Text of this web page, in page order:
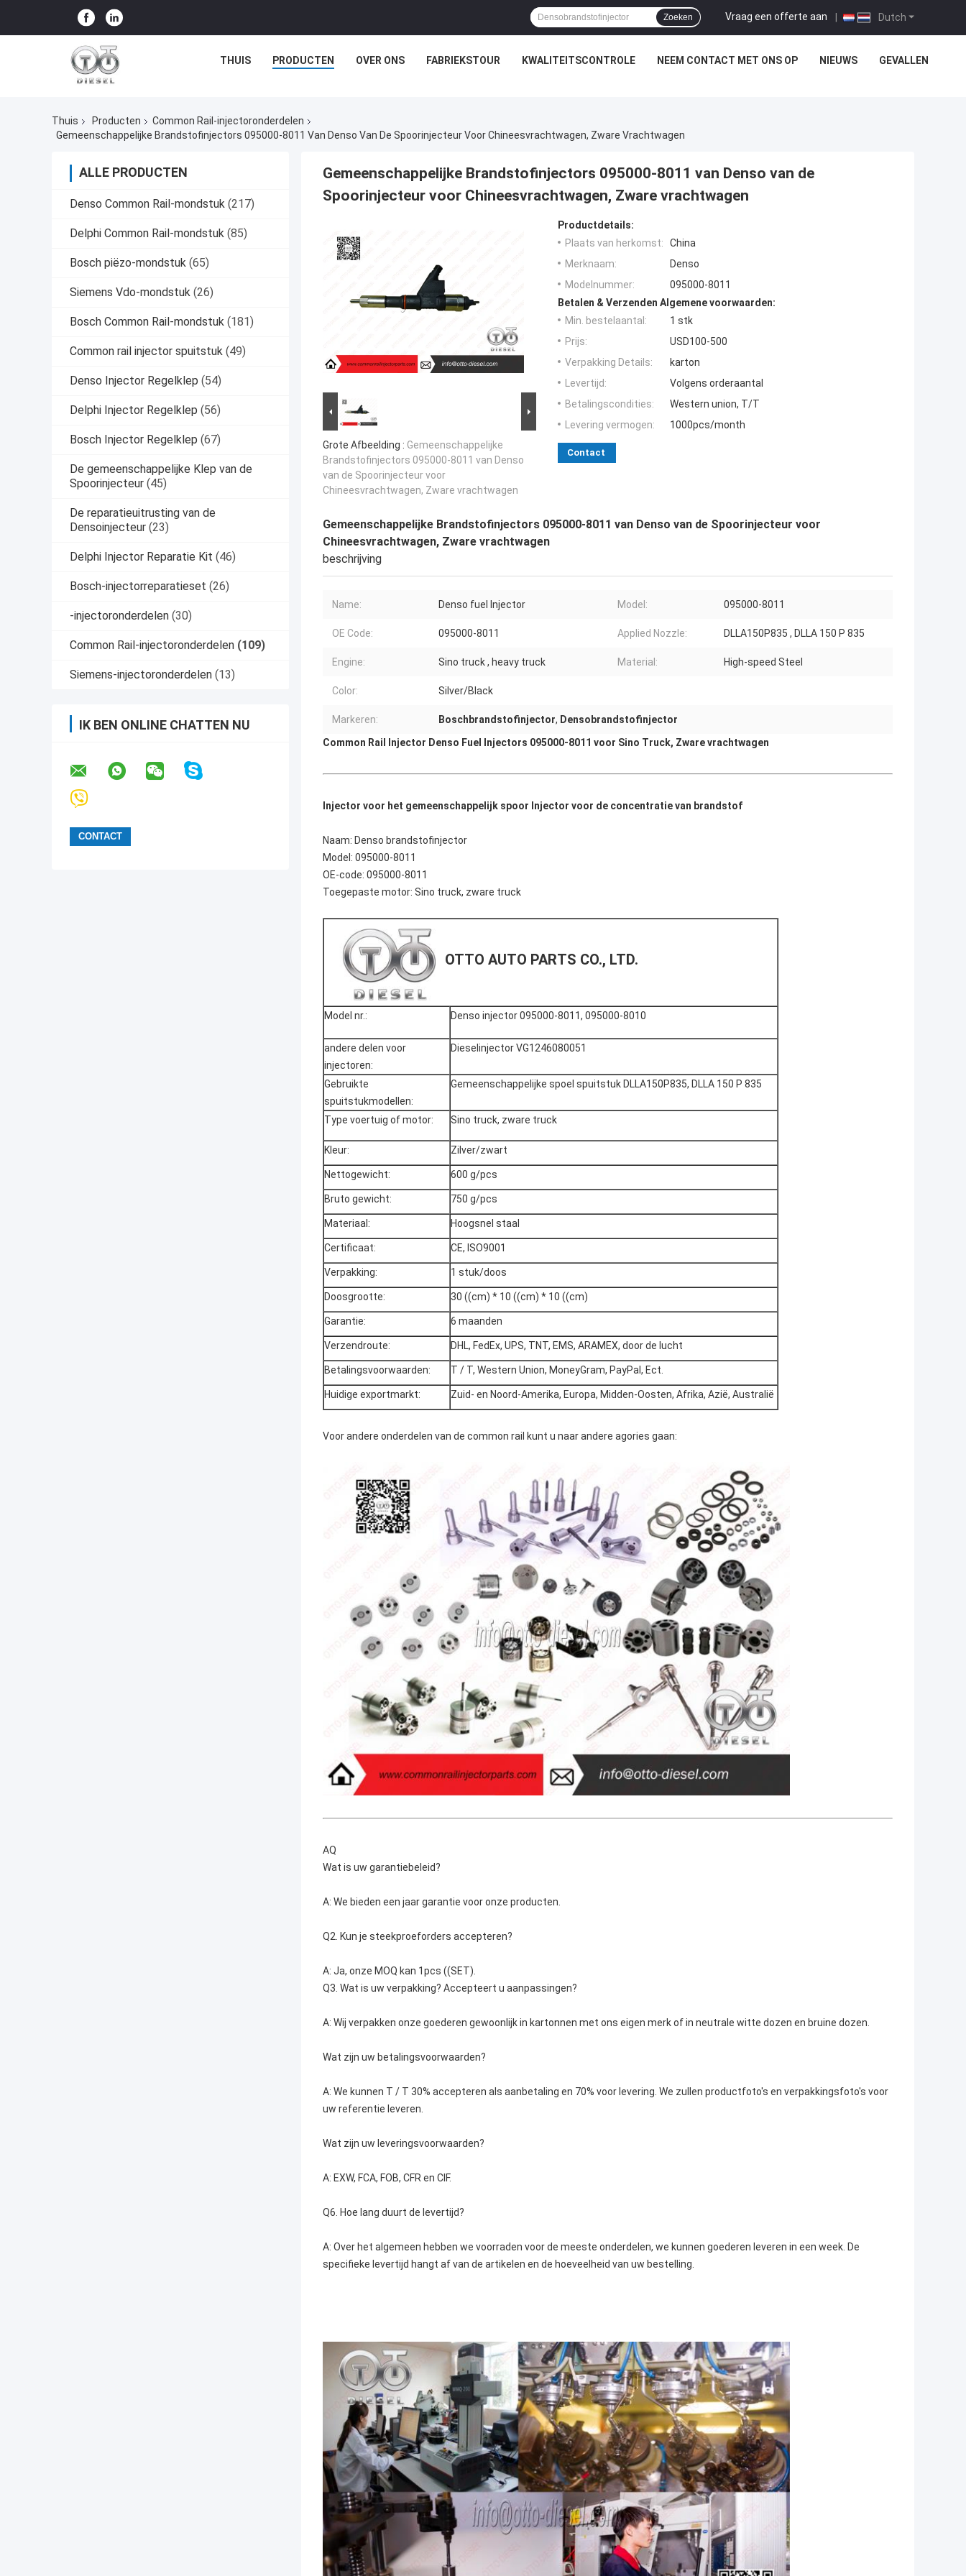
Dutch
Vraag een offerte aan |
Zoeken
THUIS PRODUCTEN OVER ONS FABRIEKSTOUR KWALITEITSCONTROLE NEEM CONTACT MET ONS OP NIEUWS GEVALLEN
Thuis Producten
Common Rail-injectoronderdelen
Gemeenschappelijke Brandstofinjectors 095000-8011 Van Denso Van De Spoorinjecteur Voor Chineesvrachtwagen, Zware Vrachtwagen
ALLE PRODUCTEN
Denso Common Rail-mondstuk (217)
Delphi Common Rail-mondstuk (85)
Bosch piëzo-mondstuk (65)
Siemens Vdo-mondstuk (26)
Bosch Common Rail-mondstuk (181)
Common rail injector spuitstuk (49)
Denso Injector Regelklep (54)
Delphi Injector Regelklep (56)
Bosch Injector Regelklep (67)
De gemeenschappelijke Klep van de
Spoorinjecteur (45)
De reparatieuitrusting van de
Densoinjecteur (23)
Delphi Injector Reparatie Kit (46)
Bosch-injectorreparatieset (26)
-injectoronderdelen (30)
Common Rail-injectoronderdelen (109)
Siemens-injectoronderdelen (13)
IK BEN ONLINE CHATTEN NU
Gemeenschappelijke Brandstofinjectors 095000-8011 van Denso van de
Spoorinjecteur voor Chineesvrachtwagen, Zware vrachtwagen
Grote Afbeelding : Gemeenschappelijke
Brandstofinjectors 095000-8011 van Denso
van de Spoorinjecteur voor
Chineesvrachtwagen, Zware vrachtwagen
Productdetails:
Plaats van herkomst:
China
Merknaam:
Denso
Modelnummer:
095000-8011
Betalen & Verzenden Algemene voorwaarden:
Min. bestelaantal:
1 stk
Prijs:
USD100-500
Verpakking Details:
karton
Levertijd:
Volgens orderaantal
Betalingscondities:
Western union, T/T
Levering vermogen:
1000pcs/month
Contact
Gemeenschappelijke Brandstofinjectors 095000-8011 van Denso van de Spoorinjecteur voor
Chineesvrachtwagen, Zware vrachtwagen
beschrijving
Name: Denso fuel Injector Model: 095000-8011
OE Code: 095000-8011 Applied Nozzle: DLLA150P835 , DLLA 150 P 835
Engine: Sino truck , heavy truck Material: High-speed Steel
Color: Silver/Black
Markeren: Boschbrandstofinjector, Densobrandstofinjector
Common Rail Injector Denso Fuel Injectors 095000-8011 voor Sino Truck, Zware vrachtwagen
Injector voor het gemeenschappelijk spoor Injector voor de concentratie van brandstof
Naam: Denso brandstofinjector
Model: 095000-8011
OE-code: 095000-8011
Toegepaste motor: Sino truck, zware truck
OTTO AUTO PARTS CO., LTD.
Model nr.: Denso injector 095000-8011, 095000-8010
andere delen voor
injectoren:
Dieselinjector VG1246080051
Gebruikte
spuitstukmodellen:
Gemeenschappelijke spoel spuitstuk DLLA150P835, DLLA 150 P 835
Type voertuig of motor: Sino truck, zware truck
Kleur: Zilver/zwart
Nettogewicht: 600 g/pcs
Bruto gewicht: 750 g/pcs
Materiaal: Hoogsnel staal
Certificaat: CE, ISO9001
Verpakking: 1 stuk/doos
Doosgrootte: 30 ((cm) * 10 ((cm) * 10 ((cm)
Garantie: 6 maanden
Verzendroute: DHL, FedEx, UPS, TNT, EMS, ARAMEX, door de lucht
Betalingsvoorwaarden: T / T, Western Union, MoneyGram, PayPal, Ect.
Huidige exportmarkt: Zuid- en Noord-Amerika, Europa, Midden-Oosten, Afrika, Azië, Australië
Voor andere onderdelen van de common rail kunt u naar andere agories gaan:
AQ
Wat is uw garantiebeleid?
A: We bieden een jaar garantie voor onze producten.
Q2. Kun je steekproeforders accepteren?
A: Ja, onze MOQ kan 1pcs ((SET).
Q3. Wat is uw verpakking? Accepteert u aanpassingen?
A: Wij verpakken onze goederen gewoonlijk in kartonnen met ons eigen merk of in neutrale witte dozen en bruine dozen.
Wat zijn uw betalingsvoorwaarden?
A: We kunnen T / T 30% accepteren als aanbetaling en 70% voor levering. We zullen productfoto's en verpakkingsfoto's voor
uw referentie leveren.
Wat zijn uw leveringsvoorwaarden?
A: EXW, FCA, FOB, CFR en CIF.
Q6. Hoe lang duurt de levertijd?
A: Over het algemeen hebben we voorraden voor de meeste onderdelen, we kunnen goederen leveren in een week. De
specifieke levertijd hangt af van de artikelen en de hoeveelheid van uw bestelling.